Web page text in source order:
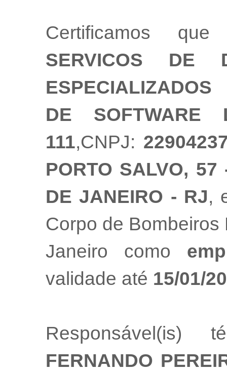
Certificamos
SERVICOS DE
DE SOFTWARE
111,CNPJ:
PORTO SALVO,
DE JANEIRO - RJ,
Corpo de
Janeiro como
validade até 15/01/
Responsável(is)
FERNANDO